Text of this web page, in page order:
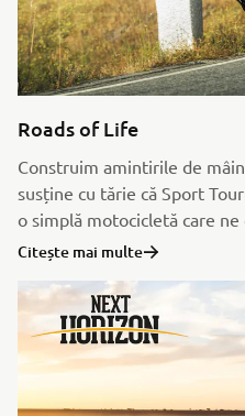
Roads of Life
Construim amintirile de
susține cu tărie că Sport
o simplă motocicletă care ne
Citește mai multe